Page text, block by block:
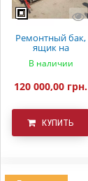
Ремонтный бак,
ящик на
вариаторную
сеялку СЗ 5.4
В наличии
120 000,00 грн.
КУПИТЬ